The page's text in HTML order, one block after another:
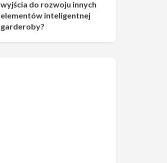
wyjścia do rozwoju innych
elementów inteligentnej
garderoby?